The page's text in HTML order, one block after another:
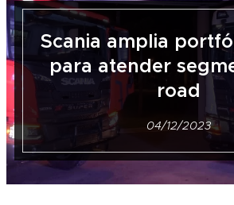
Scania amplia
para atender
road
04/12/2023